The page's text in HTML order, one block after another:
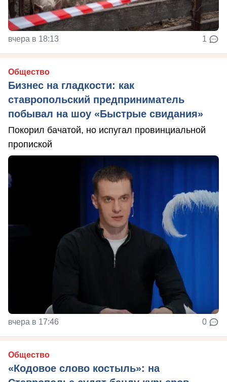
вчера в 18:13 1
Общество
Бизнес на гладкости: как
ставропольский предприниматель
побывал на шоу «Быстрые свидания»
Покорил бачатой, но испугал провинциальной
пропиской
вчера в 17:46 0
Общество
«Кодовое слово костыль»: на